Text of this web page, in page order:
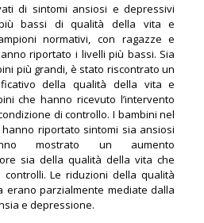
di sintomi ansiosi e depressivi
bassi di qualità della vita e
normativi, con ragazze e
riportato i livelli più bassi. Sia
più grandi, è stato riscontrato un
della qualità della vita e
che hanno ricevuto l’intervento
di controllo. I bambini nel
riportato sintomi sia ansiosi
mostrato un aumento
sia della qualità della vita che
controlli. Le riduzioni della qualità
erano parzialmente mediate dalla
e depressione.